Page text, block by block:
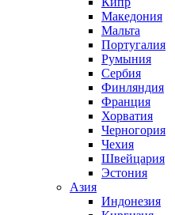
Македония
Мальта
Португалия
Румыния
Сербия
Финляндия
Франция
Хорватия
Черногория
Чехия
Швейцария
Эстония
Азия
Индонезия